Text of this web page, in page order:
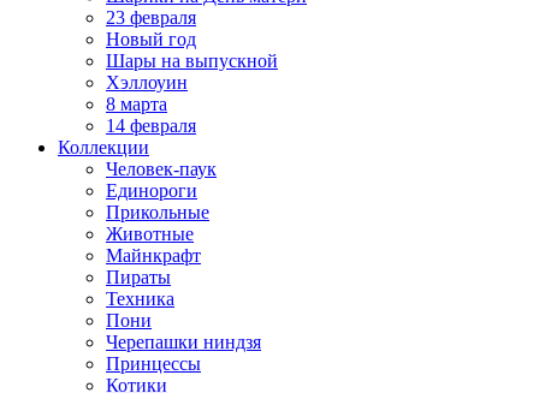
23 февраля
Новый год
Шары на выпускной
Хэллоуин
8 марта
14 февраля
Коллекции
Человек-паук
Единороги
Прикольные
Животные
Майнкрафт
Пираты
Техника
Пони
Черепашки ниндзя
Принцессы
Котики